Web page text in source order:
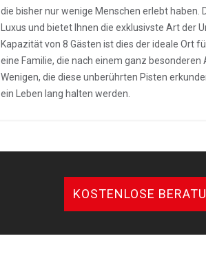
die bisher nur wenige Menschen erlebt haben.
Luxus und bietet Ihnen die exklusivste Art der
Kapazität von 8 Gästen ist dies der ideale Ort
eine Familie, die nach einem ganz
Wenigen, die diese unberührten Pisten
ein Leben lang halten werden.
KOSTENLOSE